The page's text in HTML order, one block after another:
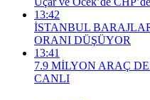
13:42
İSTANBUL
ORANI DÜŞÜYOR
13:41
​7.9 MİLYON ARAÇ
CANLI